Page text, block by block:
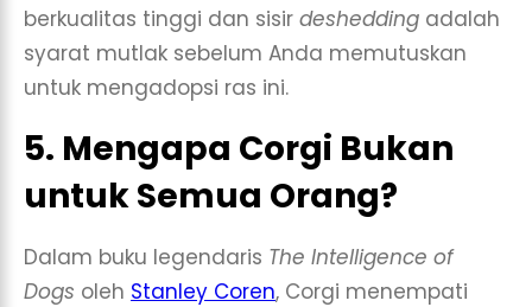
berkualitas tinggi dan sisir deshedding adalah
syarat mutlak sebelum Anda memutuskan
untuk mengadopsi ras ini.
5. Mengapa Corgi Bukan
untuk Semua Orang?
Dalam buku legendaris The Intelligence of
Dogs oleh Stanley Coren, Corgi menempati